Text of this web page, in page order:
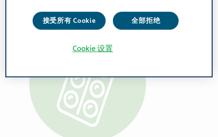
接受所有 Cookie 全部拒绝
Cookie 设置